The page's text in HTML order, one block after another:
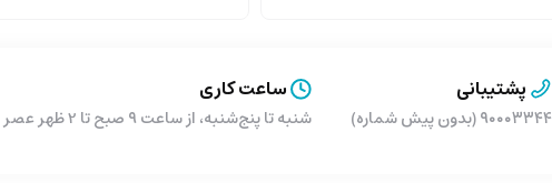
پشتیبانی
۹۰۰۰۳۳۴۴ (بدون پیش شماره)
ساعت کاری
شنبه تا پنج‌شنبه، از ساعت ۹ صبح تا 2 ظهر عصر از ساعت 5 تا 9 شب